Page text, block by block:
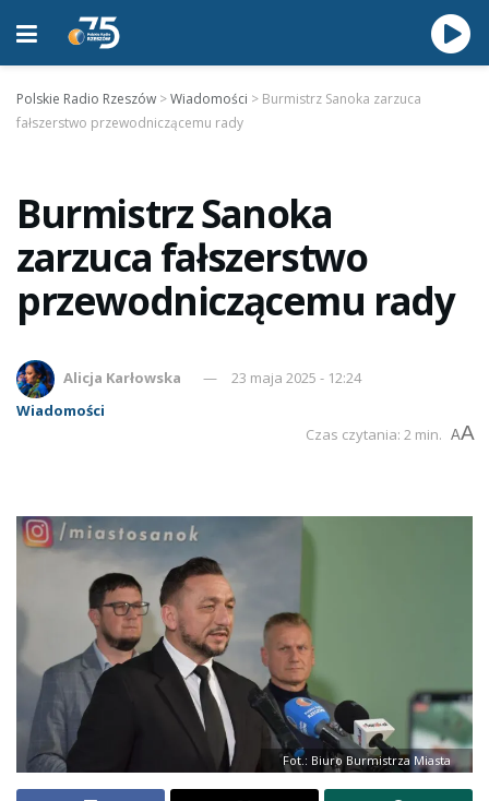
Polskie Radio Rzeszów >Wiadomości > Burmistrz Sanoka zarzuca
fałszerstwo przewodniczącemu rady
Burmistrz Sanoka
zarzuca fałszerstwo
przewodniczącemu rady
Alicja Karłowska
23 maja 2025 - 12:24
Wiadomości
Czas czytania: 2 min. AA
Fot.: Biuro Burmistrza Miasta